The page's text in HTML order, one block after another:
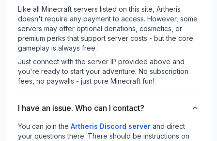
Like all Minecraft servers listed on this site, Artheris
doesn't require any payment to access. However, some
servers may offer optional donations, cosmetics, or
premium perks that support server costs - but the core
gameplay is always free.
Just connect with the server IP provided above and
you're ready to start your adventure. No subscription
fees, no paywalls - just pure Minecraft fun!
I have an issue. Who can I contact?
You can join the Artheris Discord server and direct
your questions there. There should be instructions on